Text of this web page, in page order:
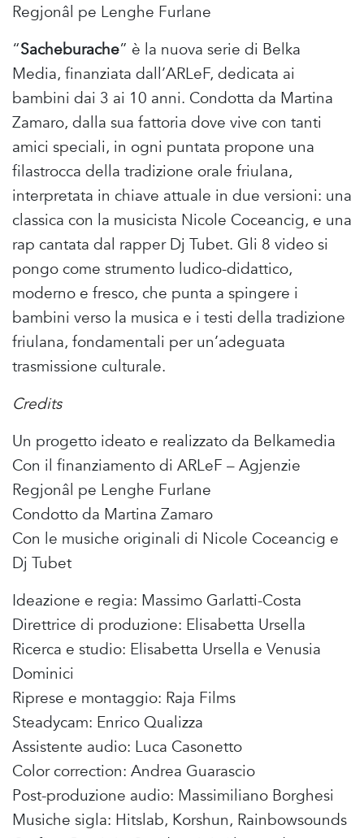
Regjonâl pe Lenghe Furlane
“Sacheburache” è la nuova serie di Belka
Media, finanziata dall’ARLeF, dedicata ai
bambini dai 3 ai 10 anni. Condotta da Martina
Zamaro, dalla sua fattoria dove vive con tanti
amici speciali, in ogni puntata propone una
filastrocca della tradizione orale friulana,
interpretata in chiave attuale in due versioni: una
classica con la musicista Nicole Coceancig, e una
rap cantata dal rapper Dj Tubet. Gli 8 video si
pongo come strumento ludico-didattico,
moderno e fresco, che punta a spingere i
bambini verso la musica e i testi della tradizione
friulana, fondamentali per un’adeguata
trasmissione culturale.
Credits
Un progetto ideato e realizzato da Belkamedia
Con il finanziamento di ARLeF – Agjenzie
Regjonâl pe Lenghe Furlane
Condotto da Martina Zamaro
Con le musiche originali di Nicole Coceancig e
Dj Tubet
Ideazione e regia: Massimo Garlatti-Costa
Direttrice di produzione: Elisabetta Ursella
Ricerca e studio: Elisabetta Ursella e Venusia
Dominici
Riprese e montaggio: Raja Films
Steadycam: Enrico Qualizza
Assistente audio: Luca Casonetto
Color correction: Andrea Guarascio
Post-produzione audio: Massimiliano Borghesi
Musiche sigla: Hitslab, Korshun, Rainbowsounds